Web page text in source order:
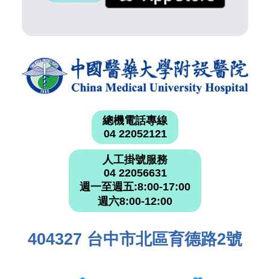
總機電話專線
04 22052121
人工掛號服務
04 22056631
週一至週五:8:00-17:00
週六8:00-12:00
404327 台中市北區育德路2號